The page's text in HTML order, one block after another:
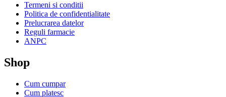
Termeni si conditii
Politica de confidentialitate
Prelucrarea datelor
Reguli farmacie
ANPC
Shop
Cum cumpar
Cum platesc